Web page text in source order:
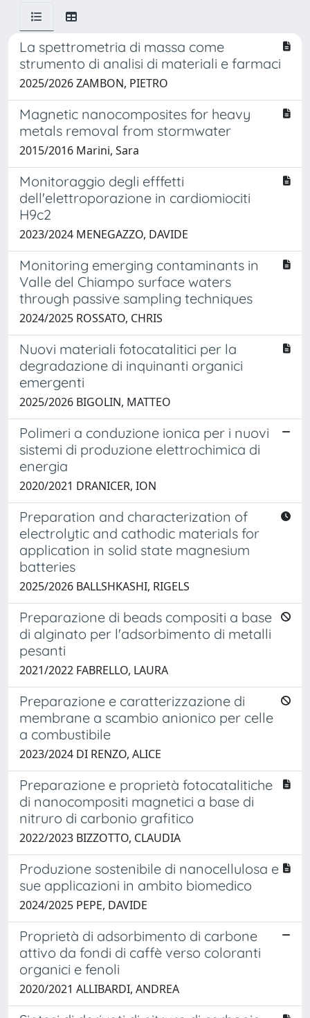
La spettrometria di massa come
strumento di analisi di materiali e farmaci
2025/2026 ZAMBON, PIETRO
Magnetic nanocomposites for heavy
metals removal from stormwater
2015/2016 Marini, Sara
Monitoraggio degli efffetti
dell'elettroporazione in cardiomiociti
H9c2
2023/2024 MENEGAZZO, DAVIDE
Monitoring emerging contaminants in
Valle del Chiampo surface waters
through passive sampling techniques
2024/2025 ROSSATO, CHRIS
Nuovi materiali fotocatalitici per la
degradazione di inquinanti organici
emergenti
2025/2026 BIGOLIN, MATTEO
Polimeri a conduzione ionica per i nuovi
sistemi di produzione elettrochimica di
energia
2020/2021 DRANICER, ION
Preparation and characterization of
electrolytic and cathodic materials for
application in solid state magnesium
batteries
2025/2026 BALLSHKASHI, RIGELS
Preparazione di beads compositi a base
di alginato per l'adsorbimento di metalli
pesanti
2021/2022 FABRELLO, LAURA
Preparazione e caratterizzazione di
membrane a scambio anionico per celle
a combustibile
2023/2024 DI RENZO, ALICE
Preparazione e proprietà fotocatalitiche
di nanocompositi magnetici a base di
nitruro di carbonio grafitico
2022/2023 BIZZOTTO, CLAUDIA
Produzione sostenibile di nanocellulosa e
sue applicazioni in ambito biomedico
2024/2025 PEPE, DAVIDE
Proprietà di adsorbimento di carbone
attivo da fondi di caffè verso coloranti
organici e fenoli
2020/2021 ALLIBARDI, ANDREA